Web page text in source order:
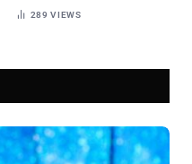
289VIEWS